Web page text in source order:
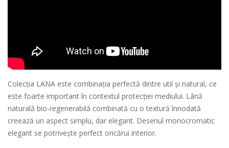
Colecția LANA este combinația perfectă dintre util și natural, ce
este foarte important în contextul protecției mediului. Lână
naturală bio-regenerabilă combinată cu o textură înnodată
creează un aspect simplu, dar elegant. Desenul monocromatic
elegant se potrivește perfect oricărui interior.